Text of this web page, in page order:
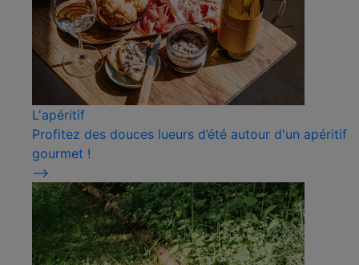
L'apéritif
Profitez des douces lueurs d’été autour d'un apéritif
gourmet !
⟶